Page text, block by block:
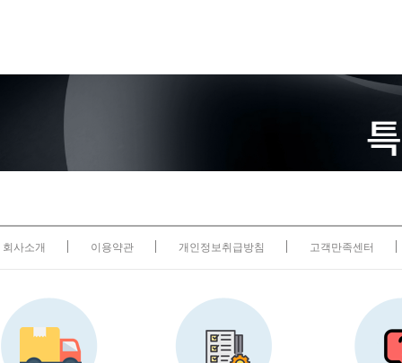
회사소개 이용약관 개인정보취급방침 고객만족센터